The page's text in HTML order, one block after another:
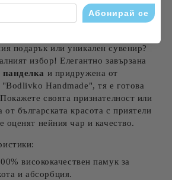
подарък или уникален сувенир?
избор! Елегантно завързана
панделка и придружена от
"Bodlivko Handmade", тя е готова
своята признателност или
от българската красота с приятели
оценят нейния чар и качество.
висококачествен памук за
и абсорбция.